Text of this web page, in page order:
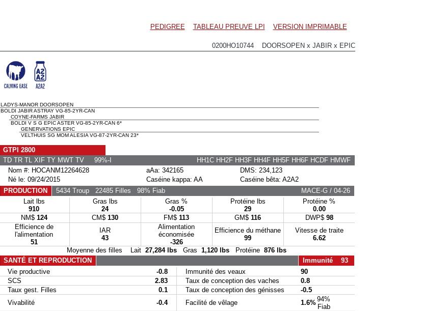
PEDIGREE TABLEAU PREUVE LPI VERSION IMPRIMABLE
0200HO10744 DOORSOPEN x JABIR x EPIC
LADYS-MANOR DOORSOPEN
BOLDI JABIR ASTRAY VG-85-2YR-CAN
COYNE-FARMS JABIR
BOLDI V S G EPIC ASTER VG-85-2YR-CAN 6*
GENERVATIONS EPIC
VELTHUIS SG MOM ALESIA VG-87-2YR-CAN 23*
GTPI 2800
TD TR TL XIF TY MWT TV 99%-I
HH1C HH2F HH3F HH4F HH5F HH6F HCDF HMWF
Nom #: HOCANM12264628
aAa: 342165
DMS: 234,123
Né le: 09/24/2015
Caséine kappa: AA
Caséine bêta: A2A2
PRODUCTION
5434 Troup22485 Filles 98% Fiab
MACE-G / 04-26
Lait lbs
910
Gras lbs
24
Gras %
-0.05
Protéine lbs
29
Protéine %
0.00
NM$ 124 CM$ 130 FM$ 113 GM$ 116 DWP$ 98
Efficience de
l'alimentation
51
IAR
43
Alimentation
économisée
-326
Efficience du méthane
99
Vitesse de traite
6.62
Moyenne des filles Lait 27,284 lbs Gras 1,120 lbs Protéine 876 lbs
SANTÉ ET REPRODUCTION
Immunité 93
Vie productive
-0.8 Immunité des veaux
90
SCS
2.83 Taux de conception des vaches
0.8
Taux gest. Filles
0.1 Taux de conception des génisses
-0.5
Vivabilité
-0.4 Facilité de vêlage 1.6%94%
Fiab